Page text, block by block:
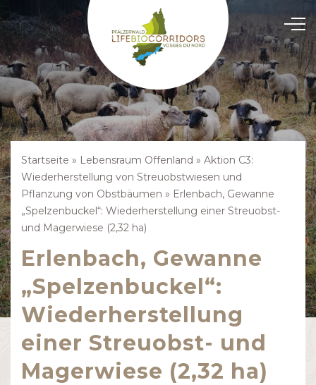
Startseite » Lebensraum Offenland » Aktion C3:
Wiederherstellung von Streuobstwiesen und
Pflanzung von Obstbäumen » Erlenbach, Gewanne
„Spelzenbuckel“: Wiederherstellung einer Streuobst-
und Magerwiese (2,32 ha)
Erlenbach, Gewanne
„Spelzenbuckel“:
Wiederherstellung
einer Streuobst- und
Magerwiese (2,32 ha)